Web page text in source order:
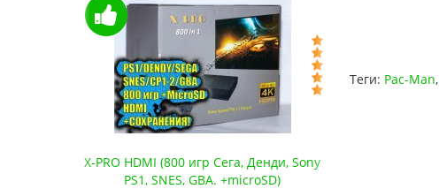
X-PRO HDMI (800 игр Сега, Денди, Sony
PS1, SNES, GBA. +microSD)
Теги: Pac-Man,